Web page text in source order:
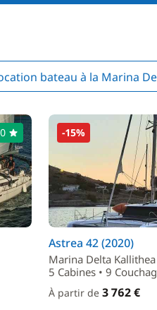
bateau à la Marina
-15%
Astrea 42 (2020)
Marina Delta Kallithea
5 Cabines • 9
À partir de 3 762 €